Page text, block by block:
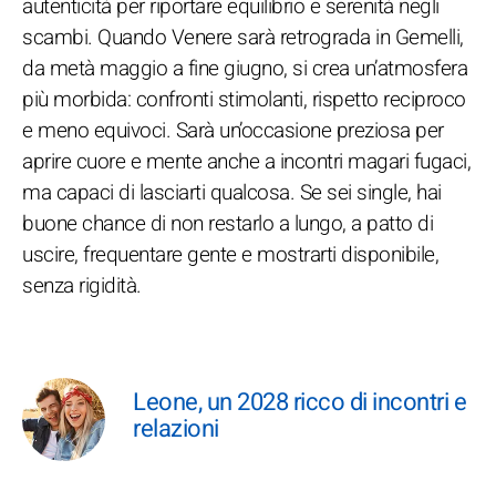
autenticità per riportare equilibrio e serenità negli
scambi. Quando Venere sarà retrograda in Gemelli,
da metà maggio a fine giugno, si crea un’atmosfera
più morbida: confronti stimolanti, rispetto reciproco
e meno equivoci. Sarà un’occasione preziosa per
aprire cuore e mente anche a incontri magari fugaci,
ma capaci di lasciarti qualcosa. Se sei single, hai
buone chance di non restarlo a lungo, a patto di
uscire, frequentare gente e mostrarti disponibile,
senza rigidità.
Leone, un 2028 ricco di incontri e
relazioni